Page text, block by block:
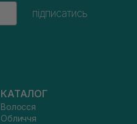
підписатись
КАТАЛОГ
Волосся
Обличчя